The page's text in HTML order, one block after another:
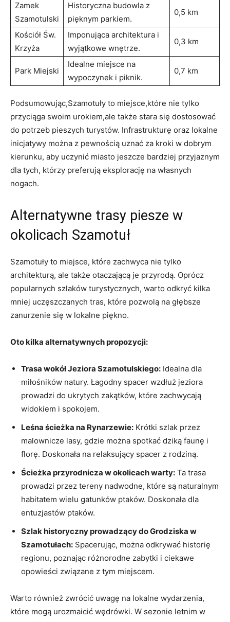
Zamek
Szamotulski
Historyczna budowla z
pięknym parkiem.
0,5 km
Kościół Św.
Krzyża
Imponująca architektura i
wyjątkowe wnętrze.
0,3 km
Park Miejski
Idealne miejsce na
wypoczynek i piknik.
0,7 km
Podsumowując,Szamotuły to miejsce,które nie tylko
przyciąga swoim urokiem,ale także stara się dostosować
do potrzeb pieszych turystów. Infrastrukturę oraz lokalne
inicjatywy można z pewnością uznać za kroki w dobrym
kierunku, aby uczynić miasto jeszcze bardziej przyjaznym
dla tych, którzy preferują eksplorację na własnych
nogach.
Alternatywne trasy piesze w
okolicach Szamotuł
Szamotuły to miejsce, które zachwyca nie tylko
architekturą, ale także otaczającą je przyrodą. Oprócz
popularnych szlaków turystycznych, warto odkryć kilka
mniej uczęszczanych tras, które pozwolą na głębsze
zanurzenie się w lokalne piękno.
Oto kilka alternatywnych propozycji:
Trasa wokół Jeziora Szamotulskiego: Idealna dla
miłośników natury. Łagodny spacer wzdłuż jeziora
prowadzi do ukrytych zakątków, które zachwycają
widokiem i spokojem.
Leśna ścieżka na Rynarzewie: Krótki szlak przez
malownicze lasy, gdzie można spotkać dziką faunę i
florę. Doskonała na relaksujący spacer z rodziną.
Ścieżka przyrodnicza w okolicach warty: Ta trasa
prowadzi przez tereny nadwodne, które są naturalnym
habitatem wielu gatunków ptaków. Doskonała dla
entuzjastów ptaków.
Szlak historyczny prowadzący do Grodziska w
Szamotułach: Spacerując, można odkrywać historię
regionu, poznając różnorodne zabytki i ciekawe
opowieści związane z tym miejscem.
Warto również zwrócić uwagę na lokalne wydarzenia,
które mogą urozmaicić wędrówki. W sezonie letnim w